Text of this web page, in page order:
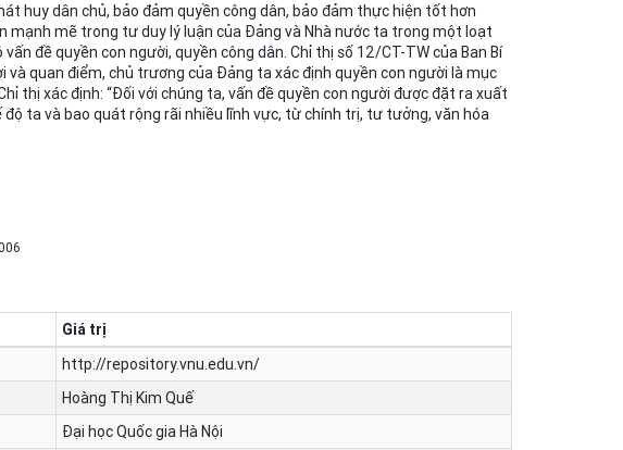
huy dân chủ, bảo đảm quyền công dân, bảo đảm thực hiện tốt hơn
mạnh mẽ trong tư duy lý luận của Đảng và Nhà nước ta trong một loạt
đề quyền con người, quyền công dân. Chỉ thị số 12/CT-TW của Ban Bí
quan điểm, chủ trương của Đảng ta xác định quyền con người là mục
thị xác định: “Đối với chúng ta, vấn đề quyền con người được đặt ra xuất
ta và bao quát rộng rãi nhiều lĩnh vực, từ chính trị, tư tưởng, văn hóa
Giá trị
http://repository.vnu.edu.vn/
Hoàng Thị Kim Quế
Đại học Quốc gia Hà Nội